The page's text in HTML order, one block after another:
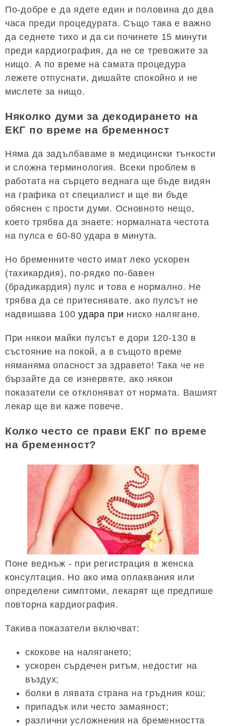
По-добре е да ядете един и половина до два
часа преди процедурата. Също така е важно
да седнете тихо и да си починете 15 минути
преди кардиография, да не се тревожите за
нищо. А по време на самата процедура
лежете отпуснати, дишайте спокойно и не
мислете за нищо.
Няколко думи за декодирането на
ЕКГ по време на бременност
Няма да задълбаваме в медицински тънкости
и сложна терминология. Всеки проблем в
работата на сърцето веднага ще бъде видян
на графика от специалист и ще ви бъде
обяснен с прости думи. Основното нещо,
което трябва да знаете: нормалната честота
на пулса е 60-80 удара в минута.
Но бременните често имат леко ускорен
(тахикардия), по-рядко по-бавен
(брадикардия) пулс и това е нормално. Не
трябва да се притеснявате, ако пулсът не
надвишава 100удара при ниско налягане.
При някои майки пулсът е дори 120-130 в
състояние на покой, а в същото време
няманяма опасност за здравето! Така че не
бързайте да се изнервяте, ако някои
показатели се отклоняват от нормата. Вашият
лекар ще ви каже повече.
Колко често се прави ЕКГ по време
на бременност?
Поне веднъж - при регистрация в женска
консултация. Но ако има оплаквания или
определени симптоми, лекарят ще предпише
повторна кардиография.
Такива показатели включват:
скокове на налягането;
ускорен сърдечен ритъм, недостиг на
въздух;
болки в лявата страна на гръдния кош;
припадък или често замаяност;
различни усложнения на бременността